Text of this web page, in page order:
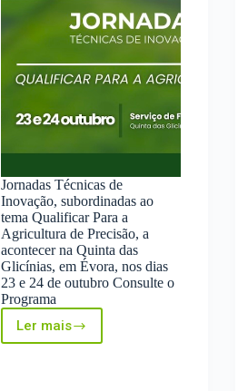
Jornadas Técnicas de
Inovação, subordinadas ao
tema Qualificar Para a
Agricultura de Precisão, a
acontecer na Quinta das
Glicínias, em Évora, nos dias
23 e 24 de outubro Consulte o
Programa
Ler maisJornadas
Técnicas